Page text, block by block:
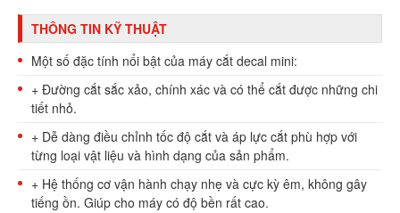
THÔNG TIN KỸ THUẬT
Một số đặc tính nổi bật của máy cắt decal mini:
+ Đường cắt sắc xảo, chính xác và có thể cắt được những chi
tiết nhỏ.
+ Dễ dàng điều chỉnh tốc độ cắt và áp lực cắt phù hợp với
từng loại vật liệu và hình dạng của sản phẩm.
+ Hệ thống cơ vận hành chạy nhẹ và cực kỳ êm, không gây
tiếng ồn. Giúp cho máy có độ bền rất cao.